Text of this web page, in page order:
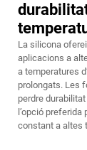
La silicona
aplicacions a
a temperatures
prolongats. Les
perdre
l’opció
constant a altes